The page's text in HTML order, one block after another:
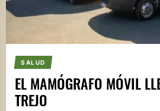
SALUD
EL MAMÓGRAFO MÓVIL
TREJO